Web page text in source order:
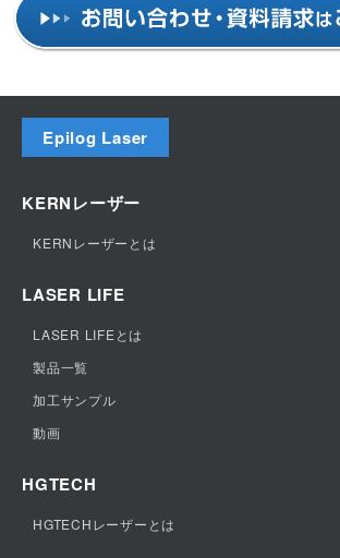
Epilog Laser
製品一覧
オプションアクセサリー
エピログレーザー社とは
動画
他メーカーとの比較
KERNレーザー
KERNレーザーとは
LASER LIFE
LASER LIFEとは
製品一覧
加工サンプル
動画
HGTECH
HGTECHレーザーとは